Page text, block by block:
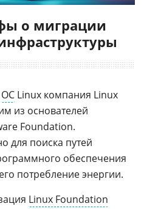
о миграции
ОС Linux компания Linux
из основателей
Foundation.
для поиска путей
обеспечения
потребление энергии.
Linux Foundation